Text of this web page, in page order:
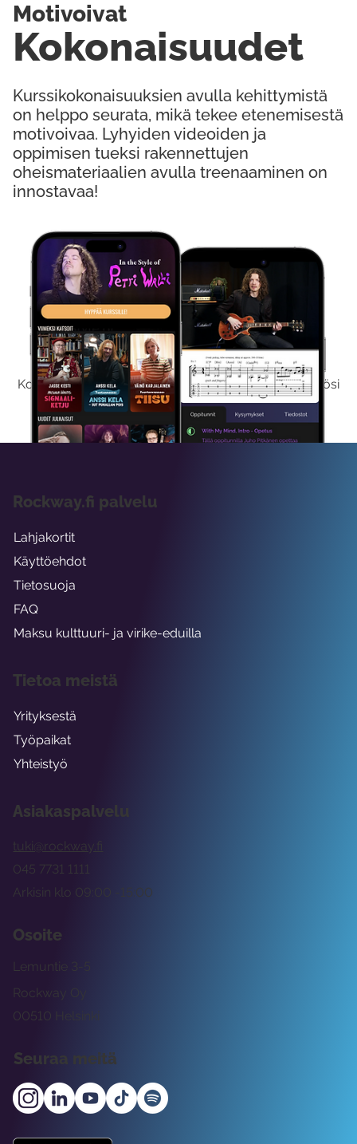
Kokeile Ilmaiseksi
Kokeilemalla ilmaiseksi saat koko sisältömme käyttöösi
viikon ajaksi.
Kurssikokonaisuuksien avulla kehittymistä
on helppo seurata, mikä tekee etenemisestä
motivoivaa. Lyhyiden videoiden ja
oppimisen tueksi rakennettujen
oheismateriaalien avulla treenaaminen on
innostavaa!
Kokonaisuudet
Motivoivat
Asiakaspalvelu
tuki@rockway.fi
Arkisin klo 09:00 -15:00
045 7731 1111
Osoite
Rockway Oy
Lemuntie 3-5
00510 Helsinki
Seuraa meitä
Rockway.fi palvelu
Lahjakortit
Käyttöehdot
Tietosuoja
FAQ
Maksu kulttuuri- ja virike-eduilla
Tietoa meistä
Yrityksestä
Työpaikat
Yhteistyö